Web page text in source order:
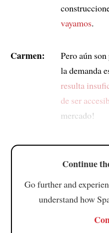
vayamos.
Carmen:
Pero aún
la demanda
resulta
de ser
mercado!
Continue
Go further and
understand how